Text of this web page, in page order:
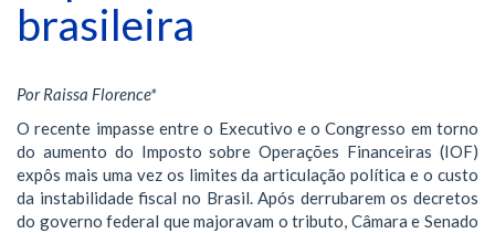
brasileira
Por Raissa Florence*
O recente impasse entre o Executivo e o Congresso em torno
do aumento do Imposto sobre Operações Financeiras (IOF)
expôs mais uma vez os limites da articulação política e o custo
da instabilidade fiscal no Brasil. Após derrubarem os decretos
do governo federal que majoravam o tributo, Câmara e Senado